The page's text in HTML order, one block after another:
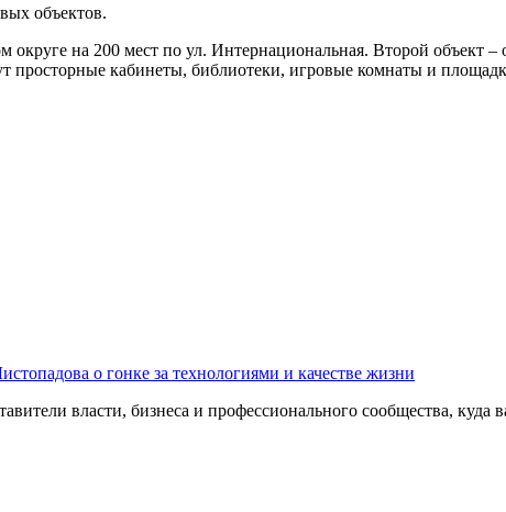
объектов.
на 200 мест по ул. Интернациональная. Второй объект –
просторные кабинеты, библиотеки, игровые комнаты и
о гонке за технологиями и качестве жизни
власти, бизнеса и профессионального сообщества,